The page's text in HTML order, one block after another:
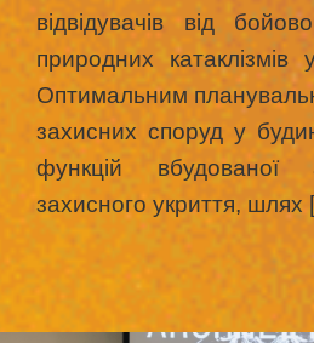
відвідувачів від
природних
Оптимальним
захисних споруд у
функцій вбудованої
захисного укриття,